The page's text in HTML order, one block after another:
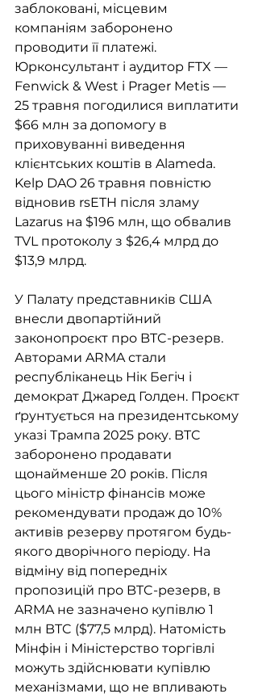
заблоковані, місцевим
компаніям заборонено
проводити її платежі.
Юрконсультант і аудитор FTX —
Fenwick & West і Prager Metis —
25 травня погодилися виплатити
$66 млн за допомогу в
приховуванні виведення
клієнтських коштів в Alameda.
Kelp DAO 26 травня повністю
відновив rsETH після зламу
Lazarus на $196 млн, що обвалив
TVL протоколу з $26,4 млрд до
$13,9 млрд.
У Палату представників США
внесли двопартійний
законопроєкт про BTC-резерв.
Авторами ARMA стали
республіканець Нік Бегіч і
демократ Джаред Голден. Проєкт
ґрунтується на президентському
указі Трампа 2025 року. BTC
заборонено продавати
щонайменше 20 років. Після
цього міністр фінансів може
рекомендувати продаж до 10%
активів резерву протягом будь-
якого дворічного періоду. На
відміну від попередніх
пропозицій про BTC-резерв, в
ARMA не зазначено купівлю 1
млн BTC ($77,5 млрд). Натомість
Мінфін і Міністерство торгівлі
можуть здійснювати купівлю
механізмами, що не впливають